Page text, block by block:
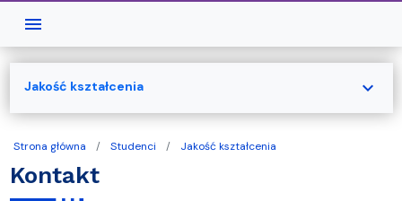
Strona główna Studenci Jakość kształcenia
Kontakt
Jakość kształcenia expand_more